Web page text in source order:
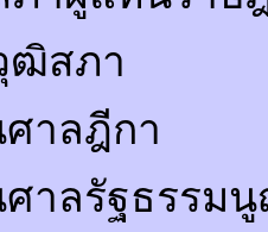
ฒิสภา
าลฎีกา
าลรัฐธรรม